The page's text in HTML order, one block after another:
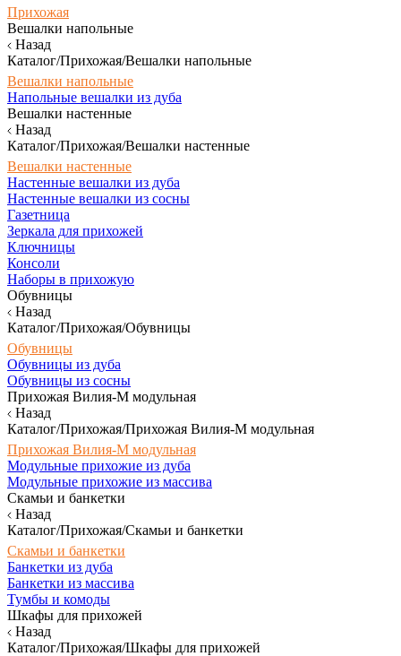
Прихожая
Вешалки напольные
Назад
Каталог/Прихожая/Вешалки напольные
Вешалки напольные
Напольные вешалки из дуба
Вешалки настенные
Назад
Каталог/Прихожая/Вешалки настенные
Вешалки настенные
Настенные вешалки из дуба
Настенные вешалки из сосны
Газетница
Зеркала для прихожей
Ключницы
Консоли
Наборы в прихожую
Обувницы
Назад
Каталог/Прихожая/Обувницы
Обувницы
Обувницы из дуба
Обувницы из сосны
Прихожая Вилия-М модульная
Назад
Каталог/Прихожая/Прихожая Вилия-М модульная
Прихожая Вилия-М модульная
Модульные прихожие из дуба
Модульные прихожие из массива
Скамьи и банкетки
Назад
Каталог/Прихожая/Скамьи и банкетки
Скамьи и банкетки
Банкетки из дуба
Банкетки из массива
Тумбы и комоды
Шкафы для прихожей
Назад
Каталог/Прихожая/Шкафы для прихожей